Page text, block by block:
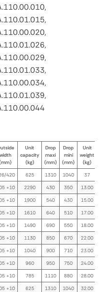
width
Unit
capacity
(kg)
Drop
maxi
(mm)
Drop
mini
(mm)
Unit
weight
(kg)
420 625 1310 1040
37
+10 2290 430 350
13.00
+10 1900 540 430
15.00
+10 1610 640 510
17.00
+10 1490 690 550
18.00
+10 1130 850 670
22.00
+10 1040 900 710
23.00
+10 960 950 750
24.00
+10 785 1110 880
28.00
+10 625 1310 1040
32.00